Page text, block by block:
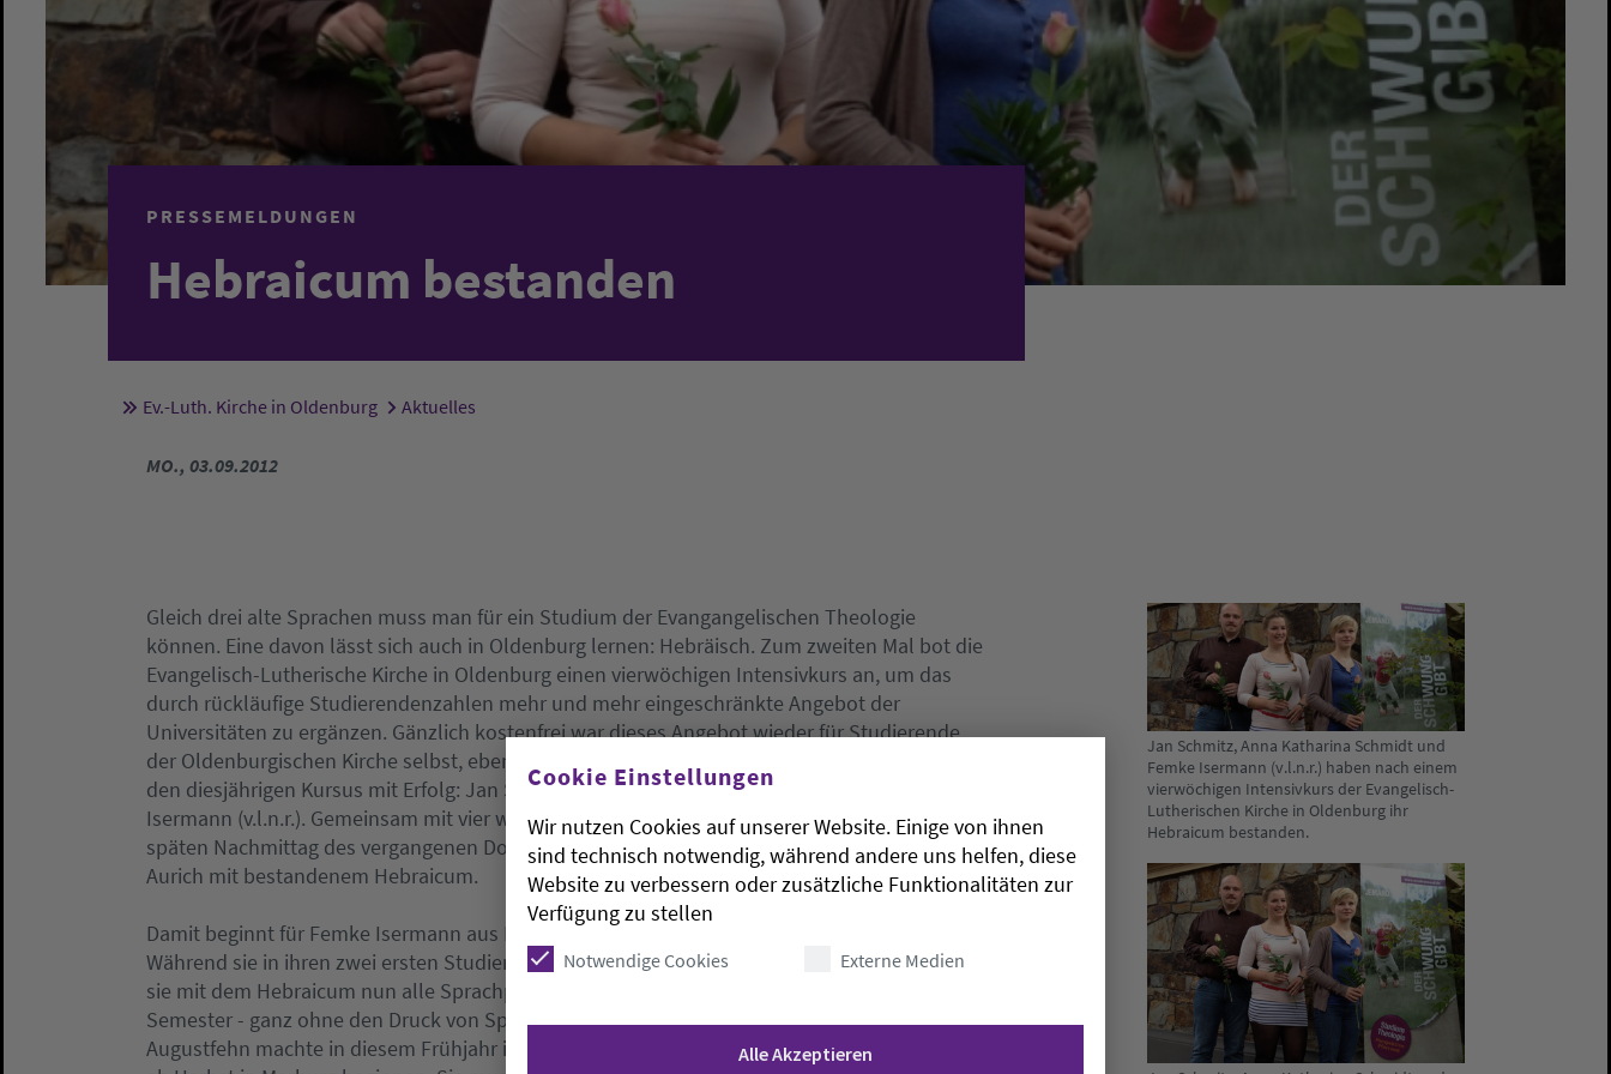
PRESSEMELDUNGEN
Hebraicum bestanden
Sie sind hier:
Ev.-Luth. Kirche in Oldenburg Aktuelles
MO., 03.09.2012
Gleich drei alte Sprachen muss man für ein Studium der Evangangelischen Theologie
können. Eine davon lässt sich auch in Oldenburg lernen: Hebräisch. Zum zweiten Mal bot die
Evangelisch-Lutherische Kirche in Oldenburg einen vierwöchigen Intensivkurs an, um das
durch rückläufige Studierendenzahlen mehr und mehr eingeschränkte Angebot der
Universitäten zu ergänzen. Gänzlich kostenfrei war dieses Angebot wieder für Studierende
der Oldenburgischen Kirche selbst, ebenso für ihre angehenden Studierende. Dazu nutzten
den diesjährigen Kursus mit Erfolg: Jan Schmitz, Anna Katharina Schmidt und Femke
Isermann (v.l.n.r.). Gemeinsam mit vier weiteren Kursteilnehmenden verließen die drei am
späten Nachmittag des vergangenen Donnerstags die Räume des Gymnasiums Ulricianum in
Aurich mit bestandenem Hebraicum.
Damit beginnt für Femke Isermann aus Delmenhorst (rechts) ein neuer Studienabschnitt:
Während sie in ihren zwei ersten Studiensemestern in Hamburg Altgriechisch absolvierte, hat
sie mit dem Hebraicum nun alle Sprachprüfungen abgelegt und freut sich auf ihr drittes
Semester - ganz ohne den Druck von Sprachprüfungen. Anna Katharina Schmidt aus
Augustfehn machte in diesem Frühjahr ihr Abitur und wird ihr Studium der Evang. Theologie
Jan Schmitz, Anna Katharina Schmidt und
Femke Isermann (v.l.n.r.) haben nach einem
vierwöchigen Intensivkurs der Evangelisch-
Lutherischen Kirche in Oldenburg ihr
Hebraicum bestanden.
Cookie Einstellungen
Wir nutzen Cookies auf unserer Website. Einige von ihnen
sind technisch notwendig, während andere uns helfen, diese
Website zu verbessern oder zusätzliche Funktionalitäten zur
Verfügung zu stellen
Notwendige Cookies Externe Medien
Alle Akzeptieren